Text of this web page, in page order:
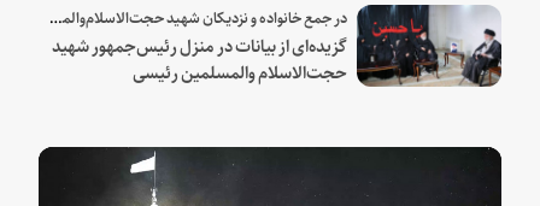
در جمع خانواده و نزدیکان شهید حجت‌الاسلام‌والمسلمین رئیسی:
گزیده‌ای از بیانات در منزل رئیس‌جمهور شهید
حجت‌الاسلام والمسلمین رئیسی